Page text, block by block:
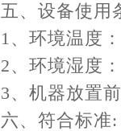
五、设备使用
1、环境温度
2、环境湿度
3、机器放置
六、符合标准